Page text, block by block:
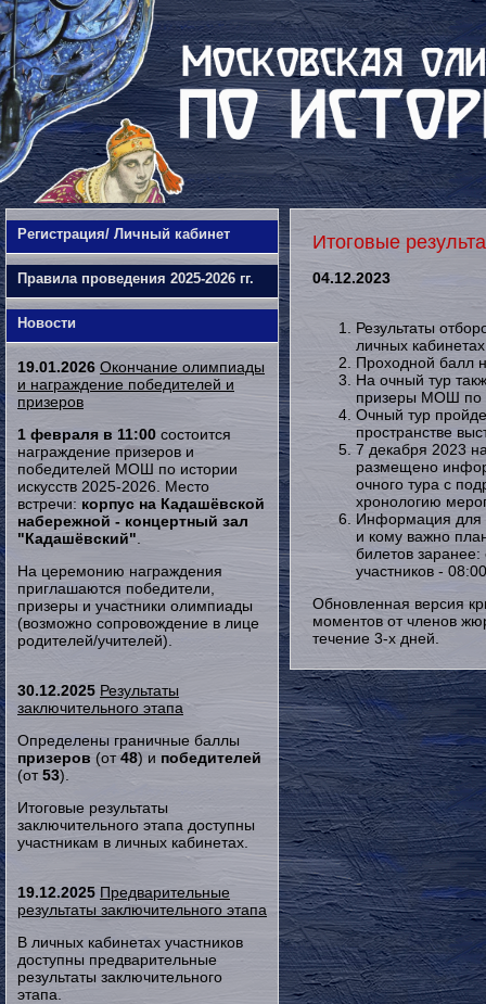
Регистрация/ Личный кабинет
Правила проведения 2025-2026 гг.
Новости
19.01.2026 Окончание олимпиады
и награждение победителей и
призеров
1 февраля в 11:00 состоится
награждение призеров и
победителей МОШ по истории
искусств 2025-2026. Место
встречи: корпус на Кадашёвской
набережной - концертный зал
"Кадашёвский"
На церемонию награждения
приглашаются победители,
призеры и участники олимпиады
(возможно сопровождение в лице
родителей/учителей).
30.12.2025 Результаты
заключительного этапа
Определены граничные баллы
призеров (от48) и победителей
(от53).
Итоговые результаты
заключительного этапа доступны
участникам в личных кабинетах.
19.12.2025 Предварительные
результаты заключительного этапа
В личных кабинетах участников
доступны предварительные
результаты заключительного
этапа.
Итоговые
04.12.2023
Результаты
личных
Проходной балл
На очный тур
призеры МОШ по
Очный тур
пространстве
7 декабря 2023
размещено
очного тура с
хронологию
Информация для
и кому важно
билетов
участников -
Обновленная версия
моментов от членов
течение 3-х дней.